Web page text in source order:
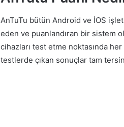
AnTuTu bütün Android ve İOS
eden ve puanlandıran bir sistem
cihazları test etme noktasında
testlerde çıkan sonuçlar tam